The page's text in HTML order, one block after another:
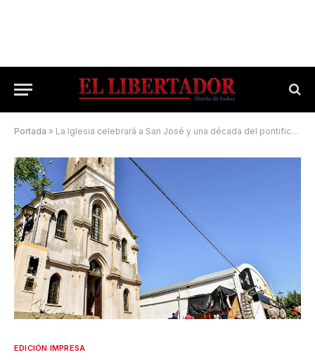
Portada » La Iglesia celebrará a San José y una década del pontificado de Francisco
EDICIÓN IMPRESA